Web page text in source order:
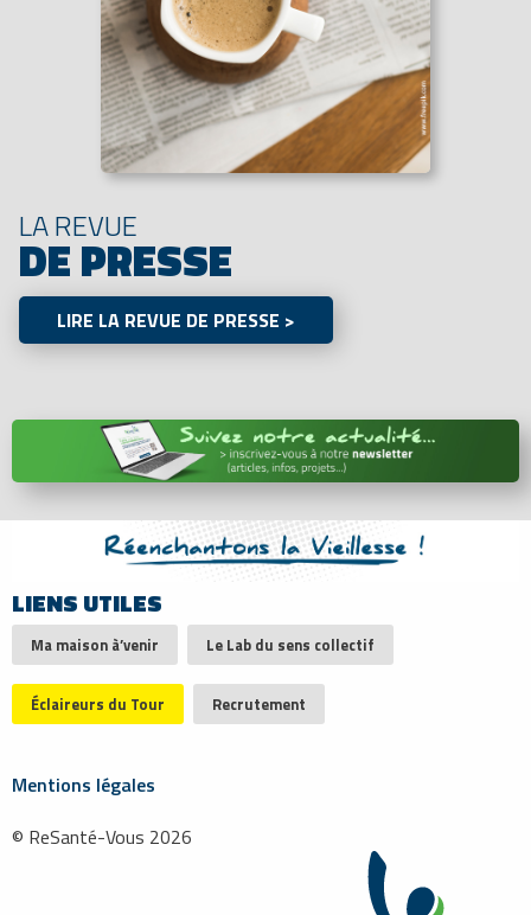
LA REVUE
DE PRESSE
LIRE LA REVUE DE PRESSE >
LIENS UTILES
Ma maison à’venir Le Lab du sens collectif
Éclaireurs du Tour Recrutement
Mentions légales
© ReSanté-Vous 2026